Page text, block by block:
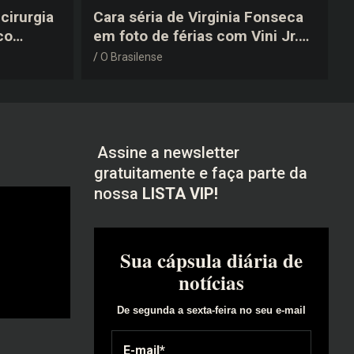
a
Cara séria de Virginia Fonseca
em foto de férias com Vini Jr.
vira piada na web: “Não
O Brasilense
Assine a newsletter
gratuitamente e faça parte da
nossa LISTA VIP!
Sua cápsula diária de
notícias
De segunda a sexta-feira no seu e-mail